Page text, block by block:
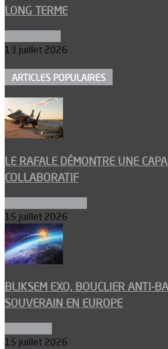
LONG TERME
13 juillet 2026
ARTICLES POPULAIRES
LE RAFALE DÉMONTRE UNE
COLLABORATIF
15 juillet 2026
BLIKSEM EXO, BOUCLIER ANTI-
SOUVERAIN EN EUROPE
15 juillet 2026